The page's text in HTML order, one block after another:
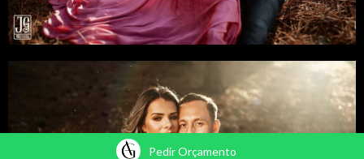
Pedir Orçamento